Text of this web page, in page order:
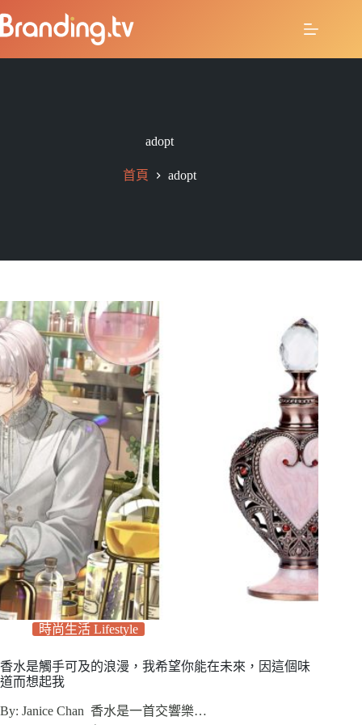
adopt
首頁 adopt
時尚生活 Lifestyle
香水是觸手可及的浪漫，我希望你能在未來，因這個味
道而想起我
By: Janice Chan 香水是一首交響樂…